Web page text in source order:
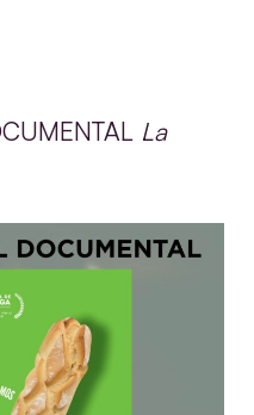
La